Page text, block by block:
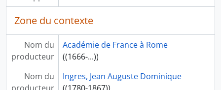
Zone du contexte
Nom du
producteur
Académie de France à Rome
((1666-...))
Nom du
Ingres, Jean Auguste Dominique